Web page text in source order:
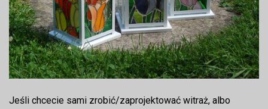
Jeśli chcecie sami zrobić/zaprojektować witraż, albo